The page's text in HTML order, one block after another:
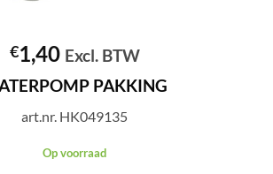
€1,40 Excl. BTW
PAKKING
art.nr. HK049135
Op voorraad